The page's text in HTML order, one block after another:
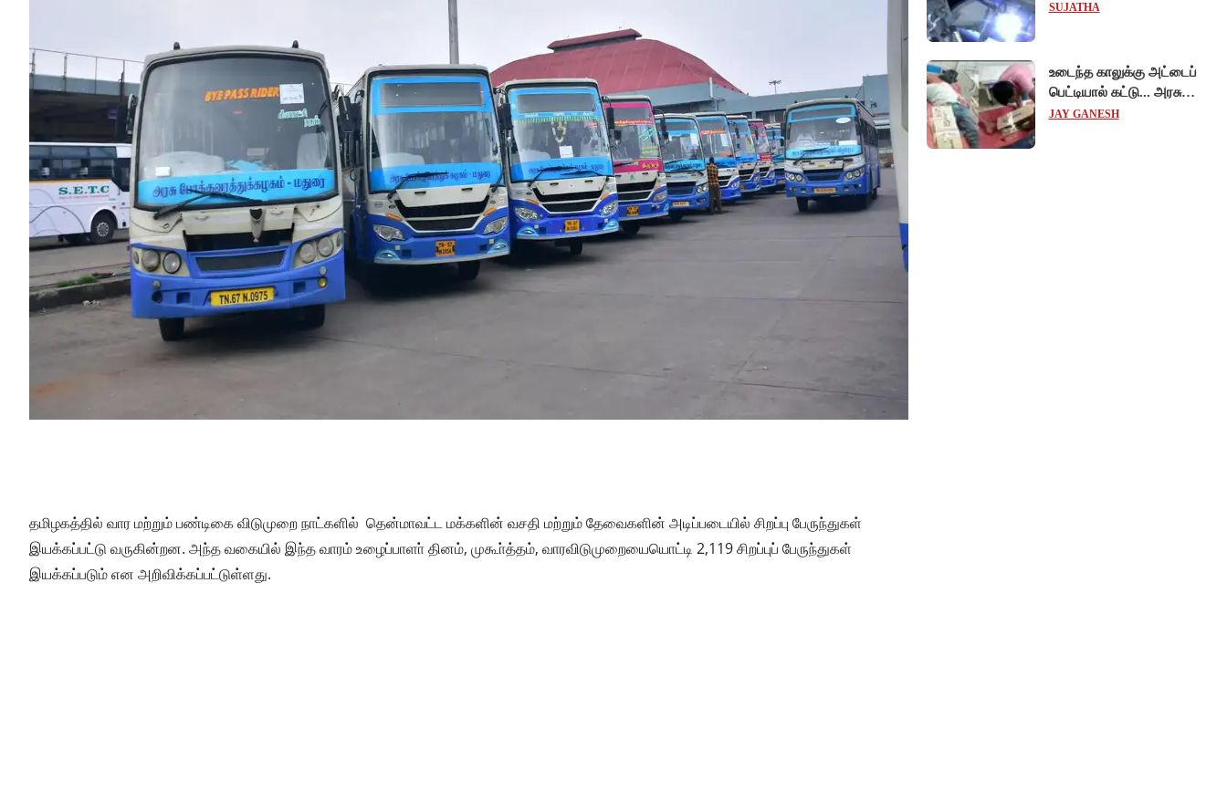
தமிழகத்தில் வார மற்றும் பண்டிகை விடுமுறை நாட்களில் தென்மாவட்ட மக்களின் வசதி மற்றும் தேவைகளின் அடிப்படையில் சிறப்பு பேருந்துகள்
இயக்கப்பட்டு வருகின்றன. அந்த வகையில் இந்த வாரம் உழைப்பாளா் தினம், முகூா்த்தம், வாரவிடுமுறையையொட்டி 2,119 சிறப்புப் பேருந்துகள்
இயக்கப்படும் என அறிவிக்கப்பட்டுள்ளது.
விஞ்ஞானிகள்
SUJATHA
உடைந்த காலுக்கு அட்டைப்
பெட்டியால் கட்டு... அரசு
மருத்துவமனையில்
JAY GANESH